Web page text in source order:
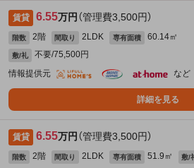
賃貸 6.55万円 （管理費3,500円）
階数 2階 間取り 2LDK 専有面積 60.14㎡
敷/礼
不要/75,500円
情報提供元
など
詳細を見る
賃貸 6.55万円 （管理費3,500円）
階数 2階 間取り 2LDK 専有面積 51.9㎡ 敷/